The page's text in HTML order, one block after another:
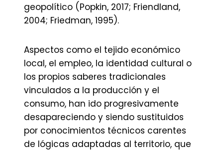
geopolítico (Popkin, 2017; Friendland,
2004; Friedman, 1995).
Aspectos como el tejido económico
local, el empleo, la identidad cultural o
los propios saberes tradicionales
vinculados a la producción y el
consumo, han ido progresivamente
desapareciendo y siendo sustituidos
por conocimientos técnicos carentes
de lógicas adaptadas al territorio, que